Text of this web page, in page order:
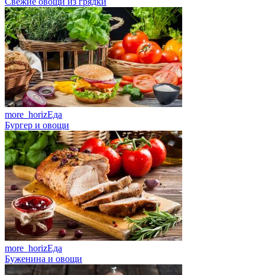
more_horizЕда
Бургер и овощи
more_horizЕда
Буженина и овощи